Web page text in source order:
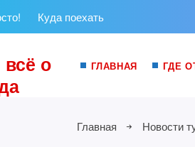
Куда поехать
о
ГЛАВНАЯ ГДЕ
Главная Новости